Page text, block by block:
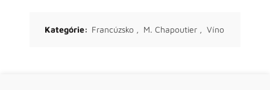
Kategórie: Francúzsko , M. Chapoutier , Víno